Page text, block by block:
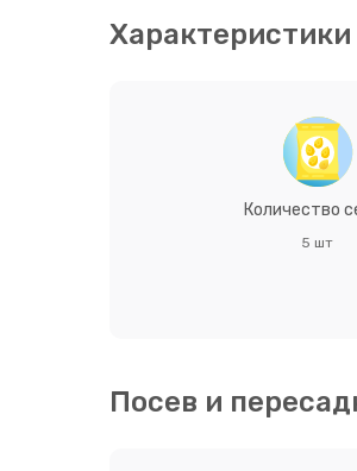
Характеристики
Количество
5 шт
Посев и